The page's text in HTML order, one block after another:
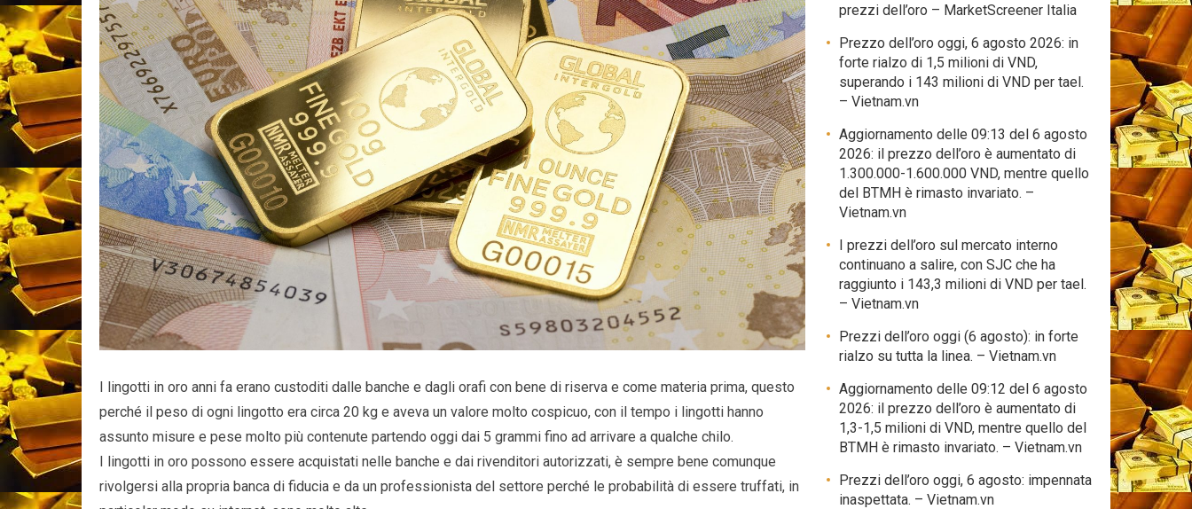
I lingotti in oro anni fa erano custoditi dalle banche e dagli orafi con bene di riserva e come materia prima, questo
perché il peso di ogni lingotto era circa 20 kg e aveva un valore molto cospicuo, con il tempo i lingotti hanno
assunto misure e pese molto più contenute partendo oggi dai 5 grammi fino ad arrivare a qualche chilo.
I lingotti in oro possono essere acquistati nelle banche e dai rivenditori autorizzati, è sempre bene comunque
rivolgersi alla propria banca di fiducia e da un professionista del settore perché le probabilità di essere truffati, in
prezzi dell’oro – MarketScreener Italia
Prezzo dell’oro oggi, 6 agosto 2026: in
forte rialzo di 1,5 milioni di VND,
superando i 143 milioni di VND per tael.
– Vietnam.vn
Aggiornamento delle 09:13 del 6 agosto
2026: il prezzo dell’oro è aumentato di
1.300.000-1.600.000 VND, mentre quello
del BTMH è rimasto invariato. –
Vietnam.vn
I prezzi dell’oro sul mercato interno
continuano a salire, con SJC che ha
raggiunto i 143,3 milioni di VND per tael.
– Vietnam.vn
Prezzi dell’oro oggi (6 agosto): in forte
rialzo su tutta la linea. – Vietnam.vn
Aggiornamento delle 09:12 del 6 agosto
2026: il prezzo dell’oro è aumentato di
1,3-1,5 milioni di VND, mentre quello del
BTMH è rimasto invariato. – Vietnam.vn
Prezzi dell’oro oggi, 6 agosto: impennata
inaspettata. – Vietnam.vn